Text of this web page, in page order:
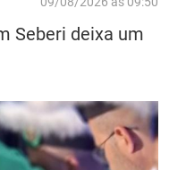
Seberi deixa um